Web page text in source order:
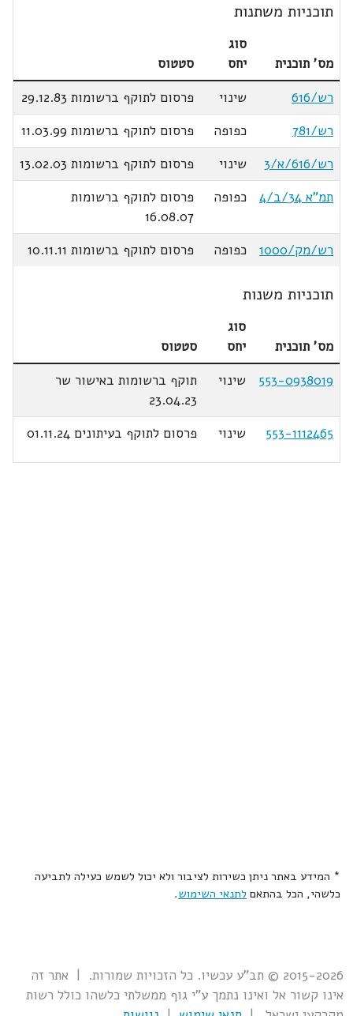
תוכניות משתנות
מס' תוכנית
סוג
יחס
סטטוס
רש/616
שינוי
פרסום לתוקף ברשומות 29.12.83
רש/781
כפופה
פרסום לתוקף ברשומות 11.03.99
רש/616/א/3
שינוי
פרסום לתוקף ברשומות 13.02.03
תמ"א 34/ב/4
כפופה
פרסום לתוקף ברשומות
16.08.07
רש/מק/1000
כפופה פרסום לתוקף ברשומות 10.11.11
תוכניות משנות
מס' תוכנית
סוג
יחס
סטטוס
553-0938019
שינוי
תוקף ברשומות באישור שר
23.04.23
553-1112465
שינוי פרסום לתוקף בעיתונים 01.11.24
* המידע באתר ניתן כשירות לציבור ולא יכול לשמש כעילה לתביעה
כלשהי, הכל בהתאם לתנאי השימוש.
2015-2026 © תב"ע עכשיו. כל הזכויות שמורות. | אתר זה
אינו קשור אל ואינו נתמך ע"י גוף ממשלתי כלשהו כולל רשות